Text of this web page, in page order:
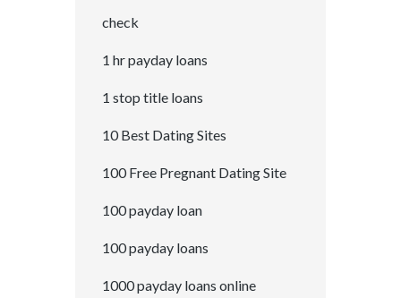
check
1 hr payday loans
1 stop title loans
10 Best Dating Sites
100 Free Pregnant Dating Site
100 payday loan
100 payday loans
1000 payday loans online